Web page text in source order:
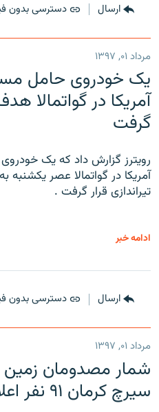
ارسال دسترسی بدون
مرداد ۰۱, ۱۳۹۷
یک خودروی حامل
آمریکا در گواتمالا
گرفت
رویترز گزارش داد که یک
آمریکا در گواتمالا عصر
تیراندازی قرار گرفت .
ادامه خبر
ارسال دسترسی بدون
مرداد ۰۱, ۱۳۹۷
شمار مصدومان زمین
سیرچ کرمان ۹۱ نفر اعلام شد